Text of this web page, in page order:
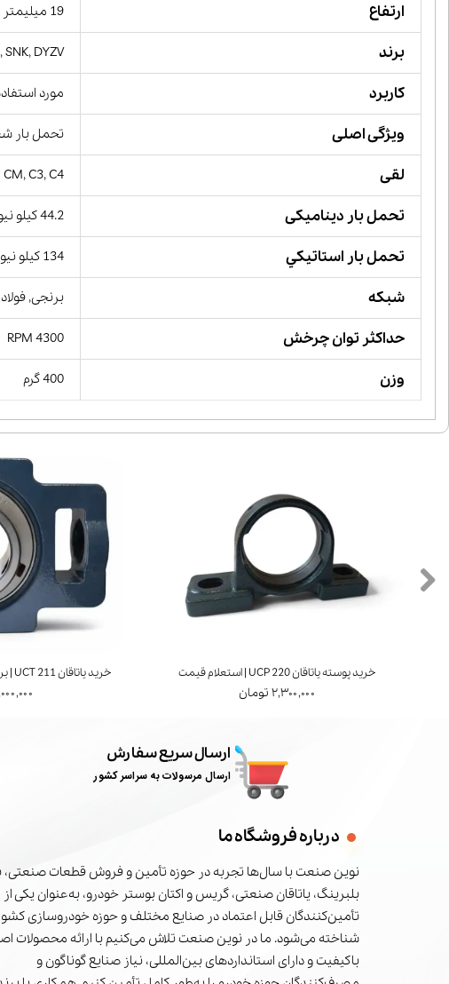
ارتفاع 19 میلیمتر
برند DYZV,
کاربرد مورد
ویژگی اصلی تحمل بار
لقی CM, C3, C4
تحمل بار دینامیکی 44.2 کیلو نیوتن
تحمل بار استاتيكي 134 کیلو نیوتن
شبکه برنجی,
حداکثر توان چرخش 4300 RPM
وزن 400 گرم
خرید یاتاقان UCT 211 | برند FYH ژاپن | استعلام قیمت
۱۴,۰۰۰,۰۰۰
خرید پوسته یاتاقان UCP 220 | استعلام قیمت
۲,۳۰۰,۰۰۰ تومان
ارسال سریع سفارش
ارسال مرسولات به سراسر کشور
درباره فروشگاه ما
نوین صنعت با سال‌ها تجربه در حوزه تأمین و فروش قطعات صنعتی،
بلبرینگ، یاتاقان صنعتی، گریس و اکتان بوستر خودرو، به‌عنوان یکی از
تأمین‌کنندگان قابل اعتماد در صنایع مختلف و حوزه خودروسازی
شناخته می‌شود. ما در نوین صنعت تلاش می‌کنیم با ارائه محصولات
باکیفیت و دارای استانداردهای بین‌المللی، نیاز صنایع گوناگون و